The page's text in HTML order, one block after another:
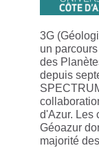
3G
un
des
depuis
d'Azur. Les
Géoazur
majorité